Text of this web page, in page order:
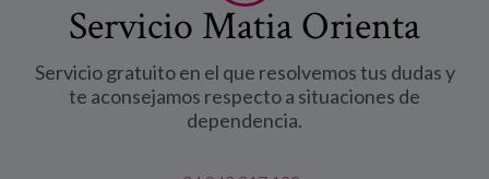
Servicio Matia Orienta
Servicio gratuito en el que resolvemos tus dudas y
te aconsejamos respecto a situaciones de
dependencia.